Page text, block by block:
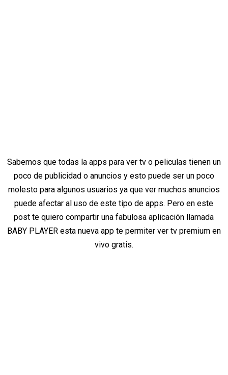
Sabemos que todas la apps para ver tv o peliculas tienen un
poco de publicidad o anuncios y esto puede ser un poco
molesto para algunos usuarios ya que ver muchos anuncios
puede afectar al uso de este tipo de apps. Pero en este
post te quiero compartir una fabulosa aplicación llamada
BABY PLAYER esta nueva app te permiter ver tv premium en
vivo gratis.